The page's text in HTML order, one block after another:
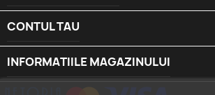
CONTUL TAU
INFORMATIILE MAGAZINULUI